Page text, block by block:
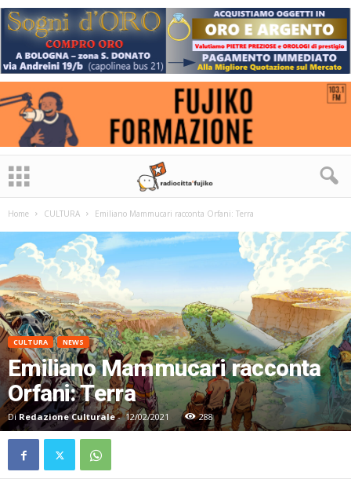
Home CULTURA Emiliano Mammucari racconta Orfani: Terra
CULTURA NEWS
Emiliano Mammucari racconta
Orfani: Terra
Di Redazione Culturale- 12/02/2021 288